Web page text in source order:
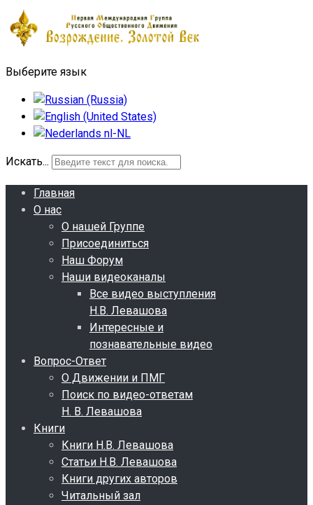
Выберите язык
Искать...
Главная
О нас
О нашей Группе
Присоединиться
Наш Форум
Наши видеоканалы
Все видео выступления
Н.В. Левашова
Интересные и
познавательные видео
Вопрос-Ответ
О Движении и ПМГ
Поиск по видео-ответам
Н. В. Левашова
Книги
Книги Н.В. Левашова
Статьи Н.В. Левашова
Книги других авторов
Читальный зал